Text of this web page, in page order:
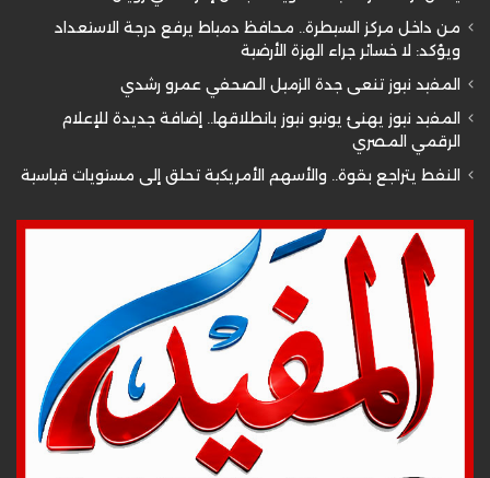
من داخل مركز السيطرة.. محافظ دمياط يرفع درجة الاستعداد
ويؤكد: لا خسائر جراء الهزة الأرضية
المفيد نيوز تنعى جدة الزميل الصحفي عمرو رشدي
المفيد نيوز يهنئ يونيو نيوز بانطلاقها.. إضافة جديدة للإعلام
الرقمي المصري
النفط يتراجع بقوة.. والأسهم الأمريكية تحلق إلى مستويات قياسية